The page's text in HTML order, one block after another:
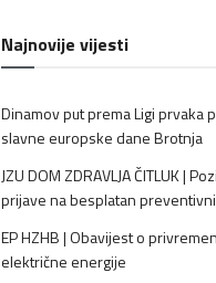
Najnovije vijesti
Dinamov put prema Ligi prvaka
slavne europske dane Brotnja
JZU DOM ZDRAVLJA ČITLUK |
prijave na besplatan
EP HZHB | Obavijest o
električne energije